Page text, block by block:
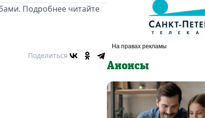
Подробнее читайте
Поделиться
Анонсы